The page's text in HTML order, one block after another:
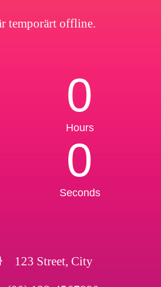
temporärt offline.
0
Hours
0
Seconds
123 Street, City